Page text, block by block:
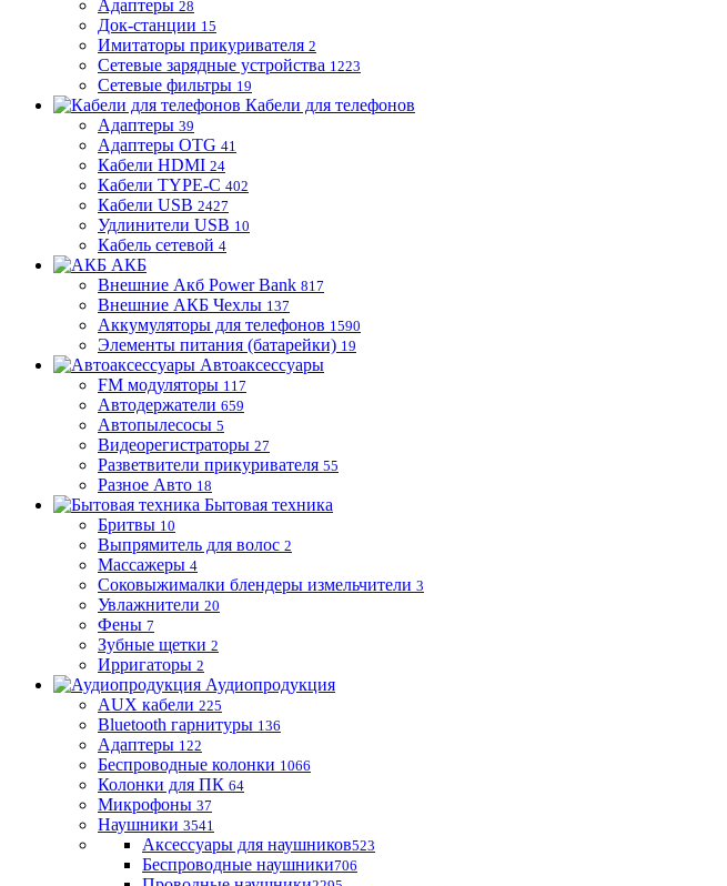
Адаптеры 28
Док-станции 15
Имитаторы прикуривателя 2
Сетевые зарядные устройства 1223
Сетевые фильтры 19
Кабели для телефонов
Адаптеры 39
Адаптеры OTG 41
Кабели HDMI 24
Кабели TYPE-C 402
Кабели USB 2427
Удлинители USB 10
Кабель сетевой 4
АКБ
Внешние Акб Power Bank 817
Внешние АКБ Чехлы 137
Аккумуляторы для телефонов 1590
Элементы питания (батарейки) 19
Автоаксессуары
FM модуляторы 117
Автодержатели 659
Автопылесосы 5
Видеорегистраторы 27
Разветвители прикуривателя 55
Разное Авто 18
Бытовая техника
Бритвы 10
Выпрямитель для волос 2
Массажеры 4
Соковыжималки блендеры измельчители 3
Увлажнители 20
Фены 7
Зубные щетки 2
Ирригаторы 2
Аудиопродукция
AUX кабели 225
Bluetooth гарнитуры 136
Адаптеры 122
Беспроводные колонки 1066
Колонки для ПК 64
Микрофоны 37
Наушники 3541
Аксессуары для наушников523
Беспроводные наушники706